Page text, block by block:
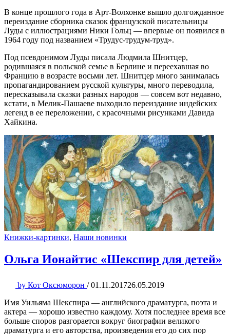
В конце прошлого года в Арт-Волхонке вышло долгожданное
переиздание сборника сказок французской писательницы
Луды с иллюстрациями Ники Гольц — впервые он появился в
1964 году под названием «Трудус-трудум-труд».
Под псевдонимом Луды писала Людмила Шнитцер,
родившаяся в польской семье в Берлине и переехавшая во
Францию в возрасте восьми лет. Шнитцер много занималась
пропагандированием русской культуры, много переводила,
пересказывала сказки разных народов — совсем вот недавно,
кстати, в Мелик-Пашаеве выходило переиздание индейских
легенд в ее переложении, с красочными рисунками Давида
Хайкина.
Книжки-картинки, Наши новинки
Ольга Ионайтис «Шекспир для детей»
by Кот Оксюморон / 01.11.201726.05.2019
Имя Уильяма Шекспира — английского драматурга, поэта и
актера — хорошо известно каждому. Хотя последнее время все
больше споров разгорается вокруг биографии великого
драматурга и его авторства, произведения его до сих пор